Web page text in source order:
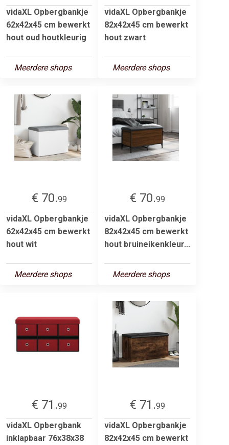
vidaXL Opbergbankje
62x42x45 cm bewerkt
hout oud houtkleurig
Meerdere shops
vidaXL Opbergbankje
82x42x45 cm bewerkt
hout zwart
Meerdere shops
€ 70.99
vidaXL Opbergbankje
62x42x45 cm bewerkt
hout wit
Meerdere shops
€ 70.99
vidaXL Opbergbankje
82x42x45 cm bewerkt
hout bruineikenkleur...
Meerdere shops
€ 71.99
vidaXL Opbergbank
inklapbaar 76x38x38
€ 71.99
vidaXL Opbergbankje
82x42x45 cm bewerkt